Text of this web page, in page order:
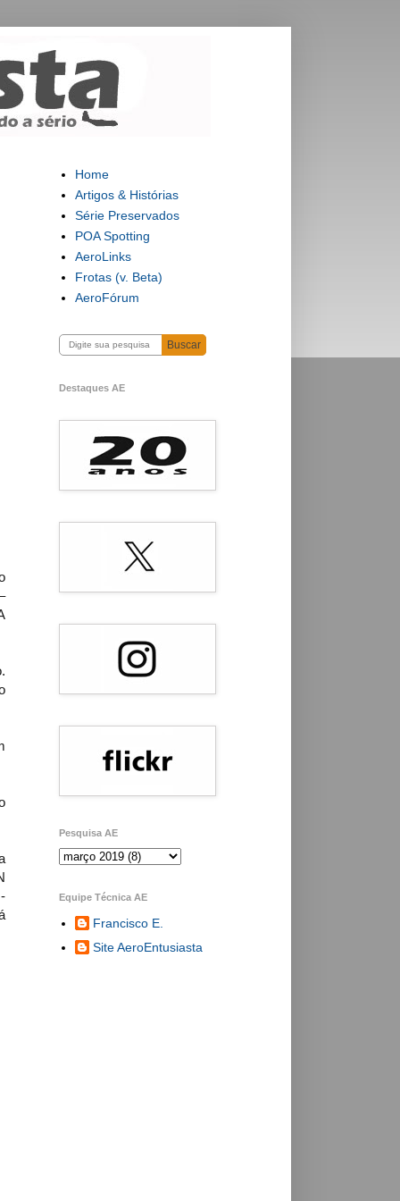
Home
Artigos & Histórias
Série Preservados
POA Spotting
AeroLinks
Frotas (v. Beta)
AeroFórum
Buscar
Destaques AE
Pesquisa AE
Equipe Técnica AE
Francisco E.
Site AeroEntusiasta